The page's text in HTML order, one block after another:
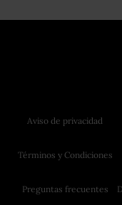
Aviso de privacidad
Términos y Condiciones
Preguntas frecuentes